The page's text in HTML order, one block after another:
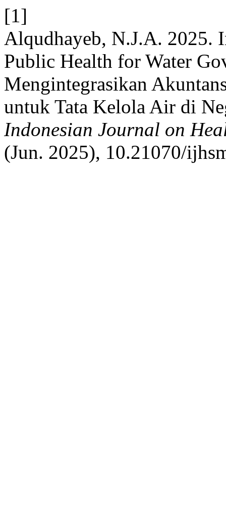
[1]
Alqudhayeb, N.J.A. 2025.
Public Health for Water
Mengintegrasikan
untuk Tata Kelola Air di
Indonesian Journal on
(Jun. 2025), 10.21070/